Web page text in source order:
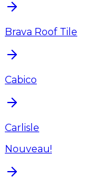
Brava Roof Tile
Cabico
Carlisle
Nouveau!